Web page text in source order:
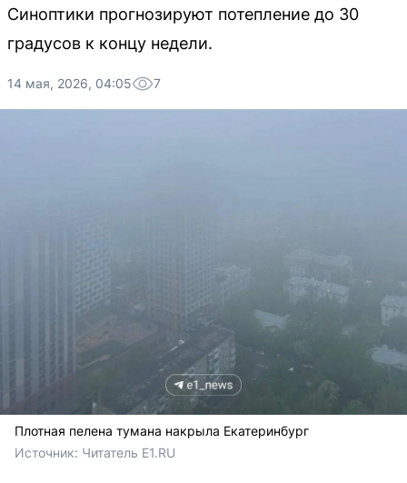
Синоптики прогнозируют потепление до 30
градусов к концу недели.
14 мая, 2026, 04:05 7
Плотная пелена тумана накрыла Екатеринбург
Источник: Читатель E1.RU